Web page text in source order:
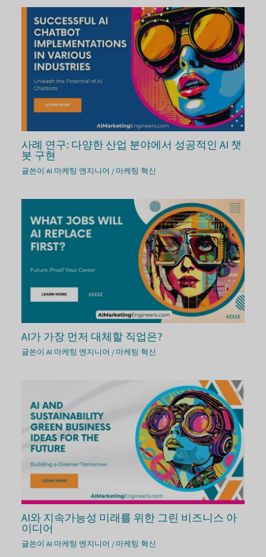
사례 연구: 다양한 산업 분야에서 성공적인 AI 챗
봇 구현
글쓴이AI 마케팅 엔지니어 /마케팅 혁신
AI가 가장 먼저 대체할 직업은?
글쓴이AI 마케팅 엔지니어 /마케팅 혁신
AI와 지속가능성 미래를 위한 그린 비즈니스 아
이디어
글쓴이AI 마케팅 엔지니어 /마케팅 혁신